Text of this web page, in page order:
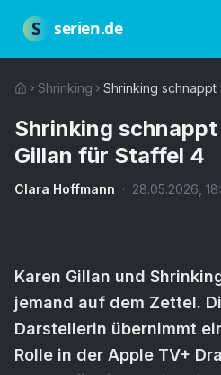
S serien.de
Shrinking Shrinking schnappt
Shrinking
Gillan für Staffel 4
Clara Hoffmann · 28.05.2026
Karen Gillan und
jemand auf dem Zettel.
Darstellerin übernimmt
Rolle in der Apple TV+